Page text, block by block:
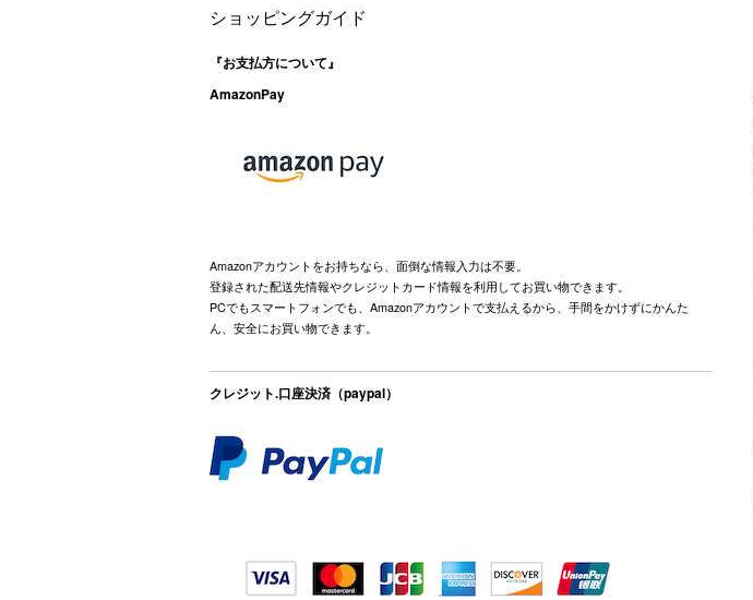
ショッピングガイド
『お支払方について』
AmazonPay
Amazonアカウントをお持ちなら、面倒な情報入力は不要。
登録された配送先情報やクレジットカード情報を利用してお買い物できます。
PCでもスマートフォンでも、Amazonアカウントで支払えるから、手間をかけずにかんた
ん、安全にお買い物できます。
クレジット.口座決済（paypal）